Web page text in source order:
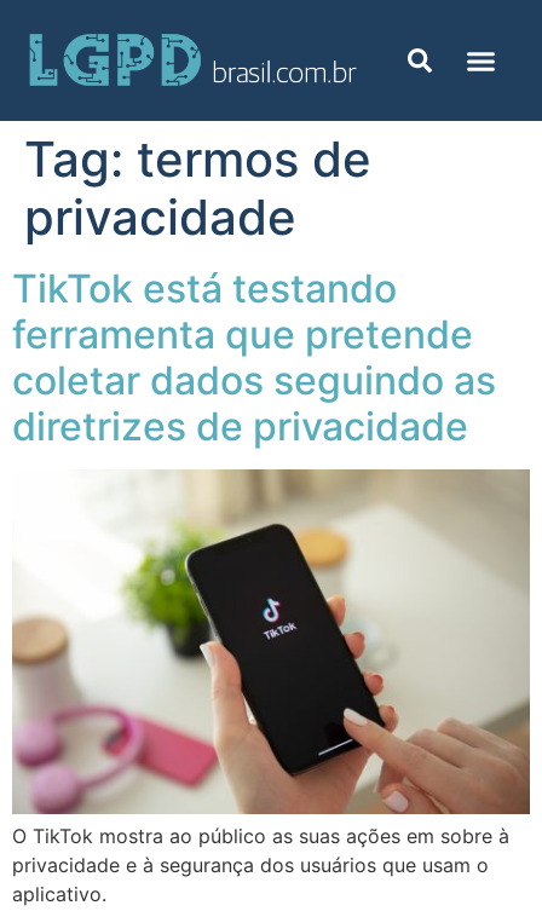
Tag: termos de
privacidade
TikTok está testando
ferramenta que pretende
coletar dados seguindo as
diretrizes de privacidade
O TikTok mostra ao público as suas ações em sobre à
privacidade e à segurança dos usuários que usam o
aplicativo.